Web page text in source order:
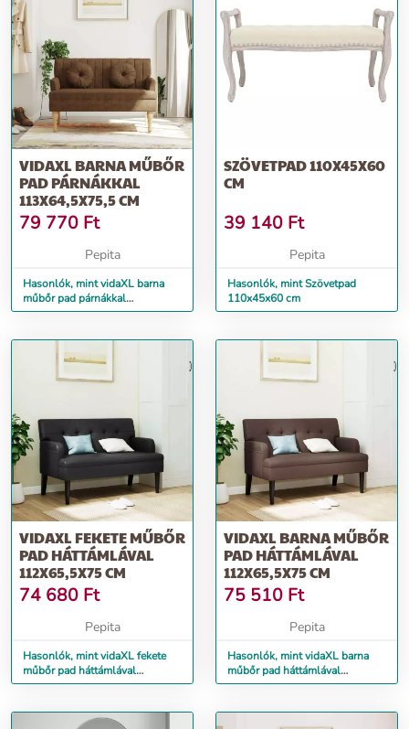
VIDAXL BARNA MŰBŐR
PAD PÁRNÁKKAL
113X64,5X75,5 CM
79 770 Ft
Pepita
Hasonlók, mint vidaXL barna
műbőr pad párnákkal
113x64,5x75,5 cm
SZÖVETPAD 110X45X60
CM
39 140 Ft
Pepita
Hasonlók, mint Szövetpad
110x45x60 cm
VIDAXL FEKETE MŰBŐR
PAD HÁTTÁMLÁVAL
112X65,5X75 CM
74 680 Ft
Pepita
Hasonlók, mint vidaXL fekete
műbőr pad háttámlával
112x65,5x75 cm
VIDAXL BARNA MŰBŐR
PAD HÁTTÁMLÁVAL
112X65,5X75 CM
75 510 Ft
Pepita
Hasonlók, mint vidaXL barna
műbőr pad háttámlával
112x65,5x75 cm